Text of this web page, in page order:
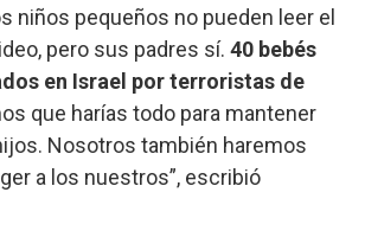
niños pequeños no pueden leer el
pero sus padres sí. 40 bebés
en Israel por terroristas de
que harías todo para mantener
Nosotros también haremos
a los nuestros”, escribió